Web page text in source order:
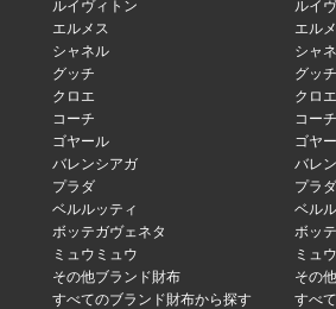
ルイヴィトン
エルメス
シャネル
グッチ
クロエ
コーチ
ゴヤール
バレンシアガ
プラダ
ベルルッティ
ボッテガヴェネタ
ミュウミュウ
その他ブランド財布
すべてのブランド財布から探す
ルイ
エル
シャ
グッチ
クロエ
コーチ
ゴヤ
バレ
プラダ
ベル
ボッ
ミュ
その
すべ